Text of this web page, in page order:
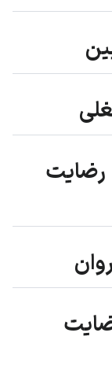
رضایت